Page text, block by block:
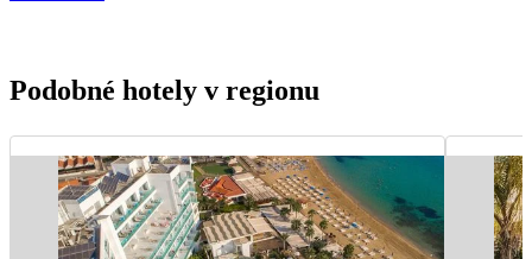
Podobné hotely v regionu